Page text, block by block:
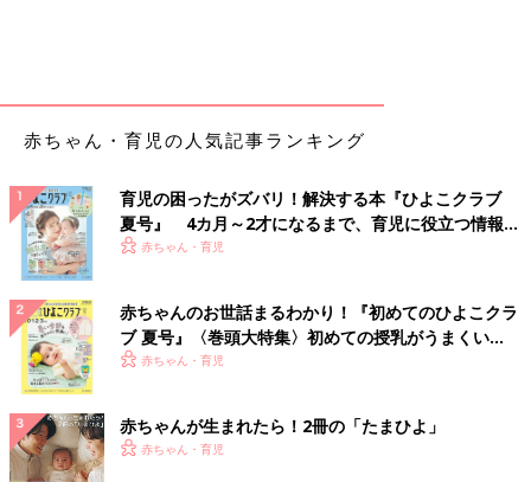
赤ちゃん・育児の人気記事ランキング
育児の困ったがズバリ！解決する本『ひよこクラブ
夏号』 4カ月～2才になるまで、育児に役立つ情報が
いっぱい！
赤ちゃん・育児
赤ちゃんのお世話まるわかり！『初めてのひよこクラ
ブ 夏号』〈巻頭大特集〉初めての授乳がうまくい
く！ おっぱい・ミルクの基本と夏のトラブル 解決テ
赤ちゃん・育児
赤ちゃんが生まれたら！2冊の「たまひよ」
赤ちゃん・育児